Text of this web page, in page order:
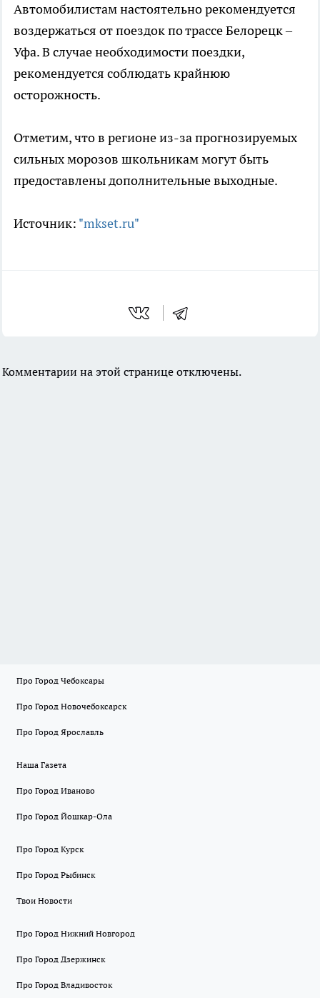
Автомобилистам настоятельно рекомендуется
воздержаться от поездок по трассе Белорецк –
Уфа. В случае необходимости поездки,
рекомендуется соблюдать крайнюю
осторожность.
Отметим, что в регионе из-за прогнозируемых
сильных морозов школьникам могут быть
предоставлены дополнительные выходные.
Источник: "mkset.ru"
Комментарии на этой странице отключены.
Про Город Чебоксары
Про Город Новочебоксарск
Про Город Ярославль
Наша Газета
Про Город Иваново
Про Город Йошкар-Ола
Про Город Курск
Про Город Рыбинск
Твои Новости
Про Город Нижний Новгород
Про Город Дзержинск
Про Город Владивосток